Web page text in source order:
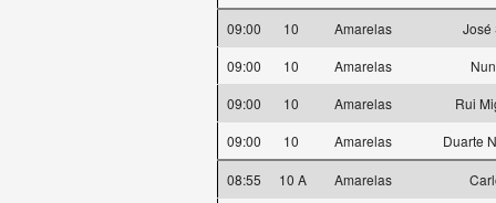
09:00 10 Amarelas
José
09:00
10 Amarelas
09:00
10 Amarelas
Rui
09:00
10 Amarelas Duarte
08:55 10 A Amarelas